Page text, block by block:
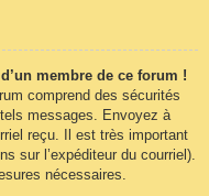
membre de ce forum !
comprend des sécurités
messages. Envoyez à
reçu. Il est très important
sur l’expéditeur du courriel).
nécessaires.